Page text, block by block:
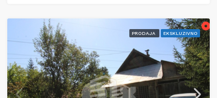
PRODAJA EKSKLUZIVNO